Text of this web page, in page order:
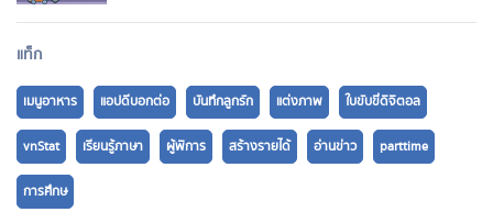
แท็ก
เมนูอาหาร แอปดีบอกต่อ บันทึกลูกรัก แต่งภาพ ใบขับขี่ดิจิตอล
vnStat เรียนรู้ภาษา ผู้พิการ สร้างรายได้ อ่านข่าว parttime
การศึกษ